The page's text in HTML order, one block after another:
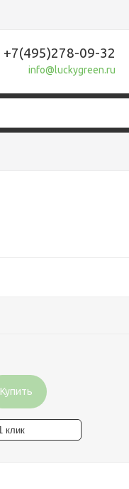
+7(495)278-09-32
info@luckygreen.ru
Купить